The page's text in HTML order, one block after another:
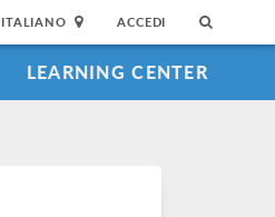
ITALIANO ACCEDI
LEARNING CENTER